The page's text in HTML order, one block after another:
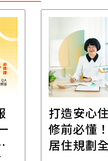
打造安心
修前必懂
居住規劃